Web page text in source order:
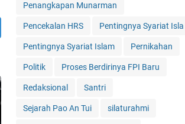
Penangkapan Munarman
Pencekalan HRS Pentingnya Syariat Isla
Pentingnya Syariat Islam Pernikahan
Politik Proses Berdirinya FPI Baru
Redaksional Santri
Sejarah Pao An Tui silaturahmi